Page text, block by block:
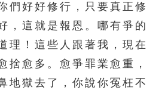
們好好修行，只要真正修
，這就是報恩。哪有爭的
理！這些人跟著我，現在
捨愈多。愈爭罪業愈重，
地獄去了，你說你冤枉不